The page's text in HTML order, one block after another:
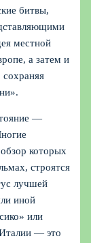
битвы,
местной
а затем и
—
которых
строятся
лучшей
иной
или
— это